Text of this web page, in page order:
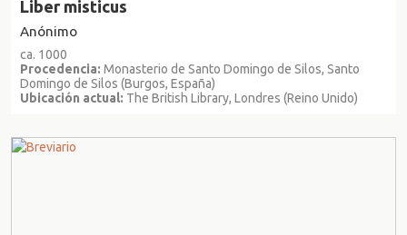
Liber misticus
Anónimo
ca. 1000
Procedencia: Monasterio de Santo Domingo de Silos, Santo
Domingo de Silos (Burgos, España)
Ubicación actual: The British Library, Londres (Reino Unido)